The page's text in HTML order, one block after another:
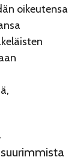
oikeutensa